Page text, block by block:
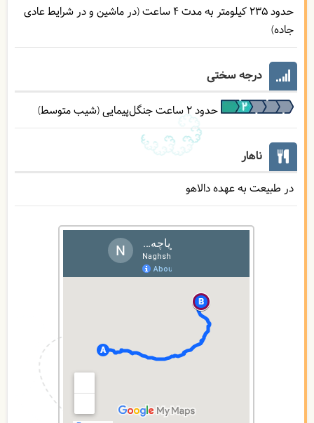
حدود 235 کیلومتر به مدت 4 ساعت (در ماشین و در شرایط عادی
جاده)
درجه سختی
حدود 2 ساعت جنگل‌پیمایی (شیب متوسط)
ناهار
در طبیعت به عهده دالاهو